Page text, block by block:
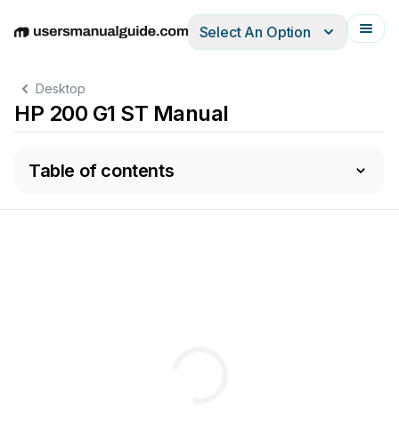
EnglishDeutschEspañolItalianoFrançais
Select An Option
Desktop
HP 200 G1 ST Manual
Table of contents